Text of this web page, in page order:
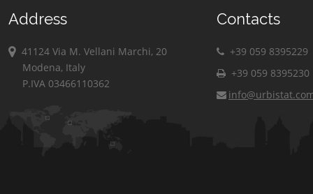
Address
41124 Via M. Vellani Marchi, 20
Modena, Italy
P.IVA 03466110362
Contacts
+39 059 8395229
+39 059 8395230